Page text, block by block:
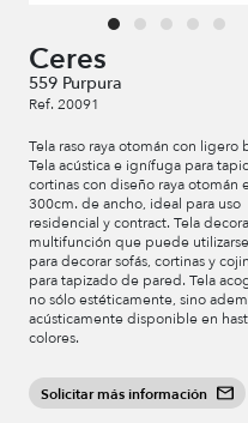
Ceres
559 Purpura
Ref. 20091
Tela raso raya otomán con ligero
Tela acústica e ignífuga para
cortinas con diseño raya otomán
300cm. de ancho, ideal para uso
residencial y contract. Tela
multifunción que puede
para decorar sofás, cortinas y
para tapizado de pared. Tela
no sólo estéticamente, sino
acústicamente disponible en
colores.
Solicitar más información